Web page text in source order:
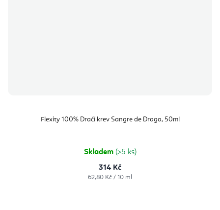
Flexity 100% Dračí krev Sangre de Drago, 50ml
Skladem (>5 ks)
314 Kč
Měrná
62,80 Kč / 10 ml